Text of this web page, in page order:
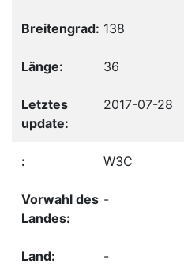
138
36
2017-07-28
W3C
-
-